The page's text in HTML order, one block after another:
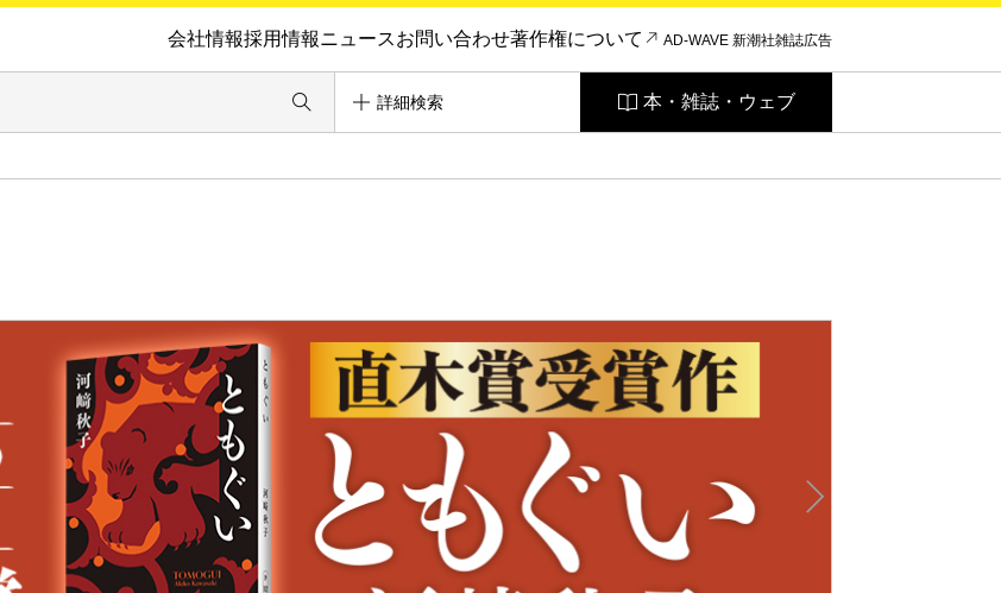
会社情報採用情報ニュースお問い合わせ著作権について AD-WAVE 新潮社雑誌広告
詳細検索 本・雑誌・ウェブ